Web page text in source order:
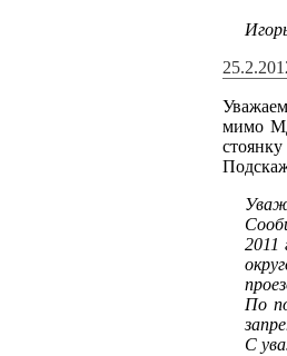
мимо
2011
По
С